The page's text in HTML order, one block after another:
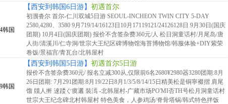
韩国
【西安到韩国6日游】 初遇首尔
初涠沓尔 首尔-仁川双城5日游 SEOUL-INCHEON TWIN CITY 5-DAY
2580,4280、3580 9月719/14/16123日10月17119121/24126128日 9月30日(国庆
团期) 10月4日(国庆团期) 报价不含签杂费360元/人 松日洞童话村/月尾岛/唐
人街/清溪川/仁寺洞/世宗大王纪区碑博物馆海苔博物馆/韩服体验+DIY紫荣
卷饭/景福宫/青瓦台/北韩屋村
韩国
【西安到韩国5日游】 初遇首尔5日游
报价不含签杂费360元/ 报名立减300从,仅限前6名2680¥2980器3280团期:8月
26日团期: 7月291团期:8月19/22日8月1/3/5/8/14/15日精美松是铜寧裰摺 肩尾
馏 牘人搟 逨踒ぐ瘼邐 裝漹 -北韩屋村-广藏市场PO'MI否TH号松月洞童话村
世宗大王纪念碑北村韩屋村 特色美食，人参鸡汤/脊骨塔锅/韩式特色拌饭